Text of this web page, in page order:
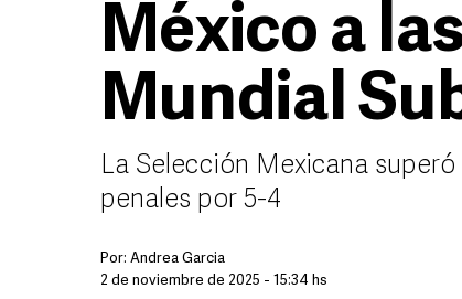
México a
Mundial
La Selección Mexicana
penales por 5-4
Por: Andrea Garcia
2 de noviembre de 2025 - 15:34 hs